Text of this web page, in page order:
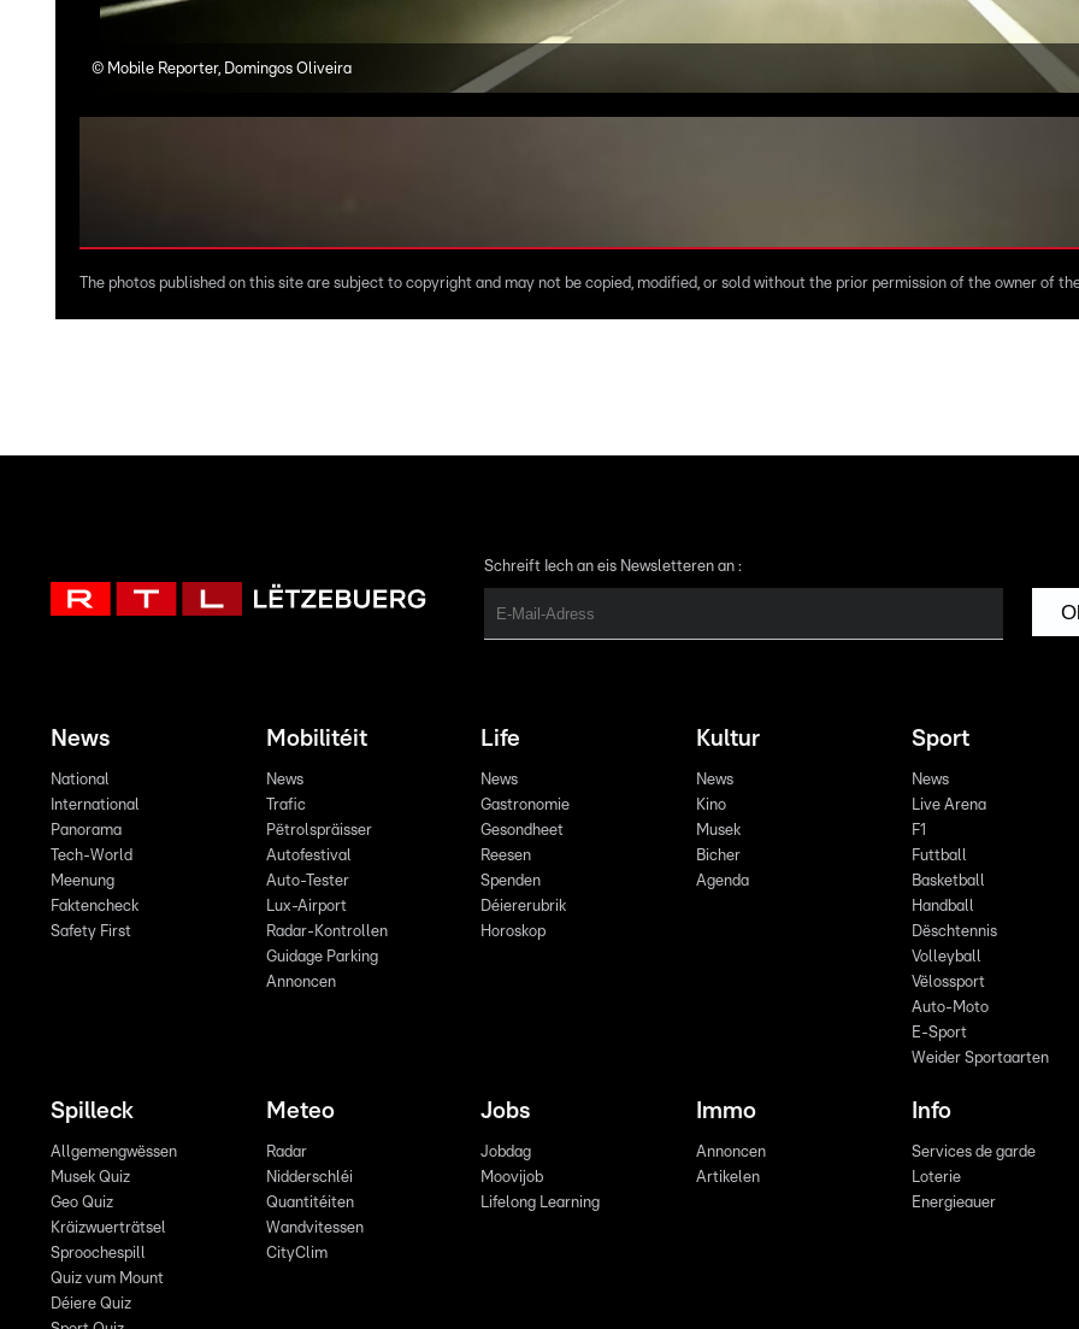
© Mobile Reporter, Domingos Oliveira
The photos published on this site are subject to copyright and may not be copied, modified, or sold without the prior permission of the owner of
Schreift Iech an eis Newsletteren an :
News
National
International
Panorama
Tech-World
Meenung
Faktencheck
Safety First
Mobilitéit
News
Trafic
Pëtrolspräisser
Autofestival
Auto-Tester
Lux-Airport
Radar-Kontrollen
Guidage Parking
Annoncen
Life
News
Gastronomie
Gesondheet
Reesen
Spenden
Déiererubrik
Horoskop
Kultur
News
Kino
Musek
Bicher
Agenda
Sport
News
Live Arena
F1
Futtball
Basketball
Handball
Dëschtennis
Volleyball
Vëlossport
Auto-Moto
E-Sport
Weider Sportaarten
Spilleck
Allgemengwëssen
Musek Quiz
Geo Quiz
Kräizwuerträtsel
Sproochespill
Quiz vum Mount
Déiere Quiz
Meteo
Radar
Nidderschléi
Quantitéiten
Wandvitessen
CityClim
Jobs
Jobdag
Moovijob
Lifelong Learning
Immo
Annoncen
Artikelen
Info
Services de garde
Loterie
Energieauer